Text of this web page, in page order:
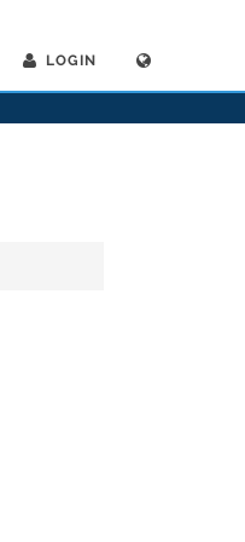
LOGIN
>Home>Grenchen>Frauenaerzte